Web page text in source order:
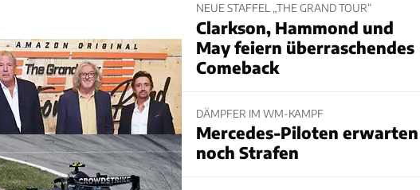
NEUE STAFFEL „THE GRAND TOUR“
Clarkson, Hammond und
May feiern überraschendes
Comeback
DÄMPFER IM WM-KAMPF
Mercedes-Piloten erwarten
noch Strafen